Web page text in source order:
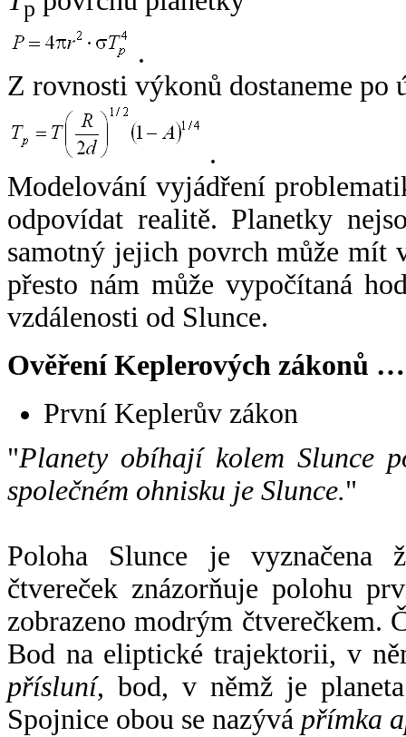
p
.
Z rovnosti výkonů dostaneme po
.
Modelování vyjádření
odpovídat realitě. Planetky
samotný jejich povrch může mít
přesto nám může vypočítaná
vzdálenosti od Slunce.
Ověření Keplerových zákonů …
První Keplerův zákon
"Planety obíhají kolem Slunce
společném ohnisku je Slunce."
Poloha Slunce je vyznačena
čtvereček znázorňuje polohu
zobrazeno modrým čtverečkem.
Bod na eliptické trajektorii, v
přísluní, bod, v němž je
Spojnice obou se nazývá přímka